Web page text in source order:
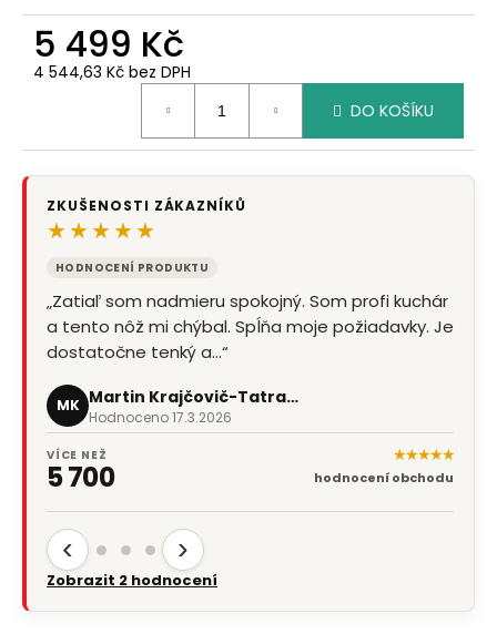
5 499 Kč
4 544,63 Kč bez DPH
DO KOŠÍKU
ZKUŠENOSTI ZÁKAZNÍKŮ
★★★★★
HODNOCENÍ PRODUKTU
„Zatiaľ som nadmieru spokojný. Som profi kuchár
a tento nôž mi chýbal. Spĺňa moje požiadavky. Je
dostatočne tenký a…“
MK Martin Krajčovič-Tatrabanka
Hodnoceno 17.3.2026
VÍCE NEŽ
5 700
★★★★★
hodnocení obchodu
‹ ›
Zobrazit 2 hodnocení